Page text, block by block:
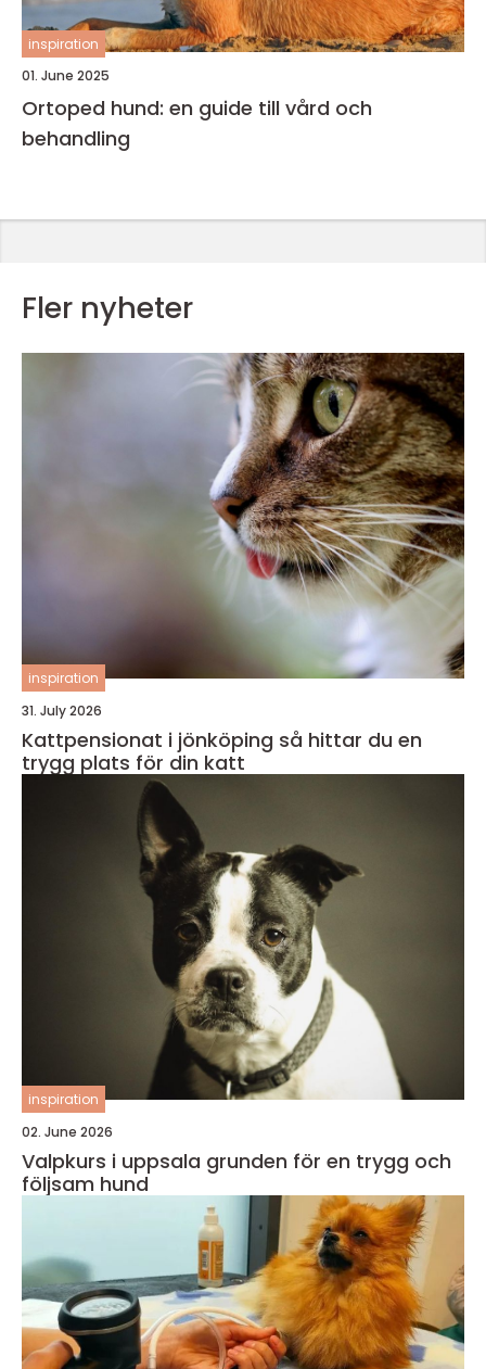
inspiration
01. June 2025
Ortoped hund: en guide till vård och
behandling
Fler nyheter
inspiration
31. July 2026
Kattpensionat i jönköping så hittar du en
trygg plats för din katt
inspiration
02. June 2026
Valpkurs i uppsala grunden för en trygg och
följsam hund